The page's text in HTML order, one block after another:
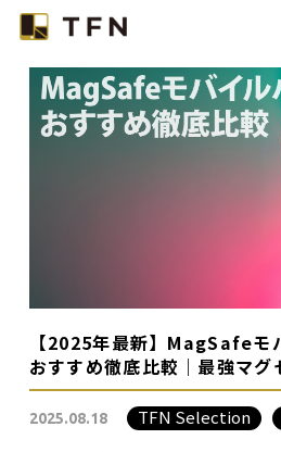
TFNとは
お問い合わせ
【2025年最新】MagSafeモ
おすすめ徹底比較｜最強マグ
2025.08.18 TFN Selection